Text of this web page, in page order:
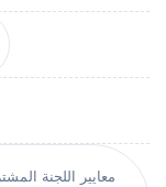
معايير اللجنة